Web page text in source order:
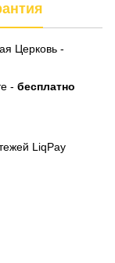
Церковь -
- бесплатно
LiqPay